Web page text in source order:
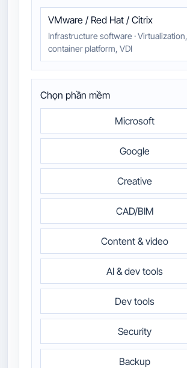
VMware / Red Hat / Citrix
Infrastructure software ·Virtualization,
container platform, VDI
Chọn phần mềm
Microsoft
Google
Creative
CAD/BIM
Content & video
AI & dev tools
Dev tools
Security
Backup